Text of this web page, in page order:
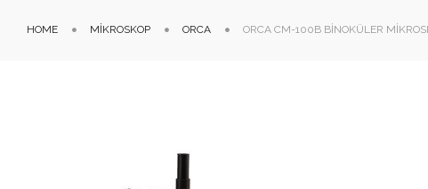
HOME MIKROSKOP ORCA ORCA CM-100B BINOKÜLER